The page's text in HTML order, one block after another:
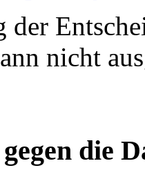
der
nicht
die